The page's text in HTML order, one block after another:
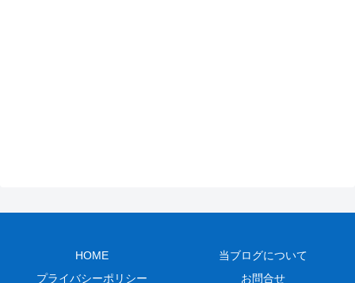
HOME
当ブログについて
プライバシーポリシー
お問合せ